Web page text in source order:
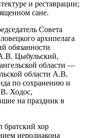
и реставрации;
сане.
Совета
архипелага
обязанности
Цыбульский,
области —
области А.В.
по сохранению и
Ходос,
на праздник в
братский хор
иеродиакона